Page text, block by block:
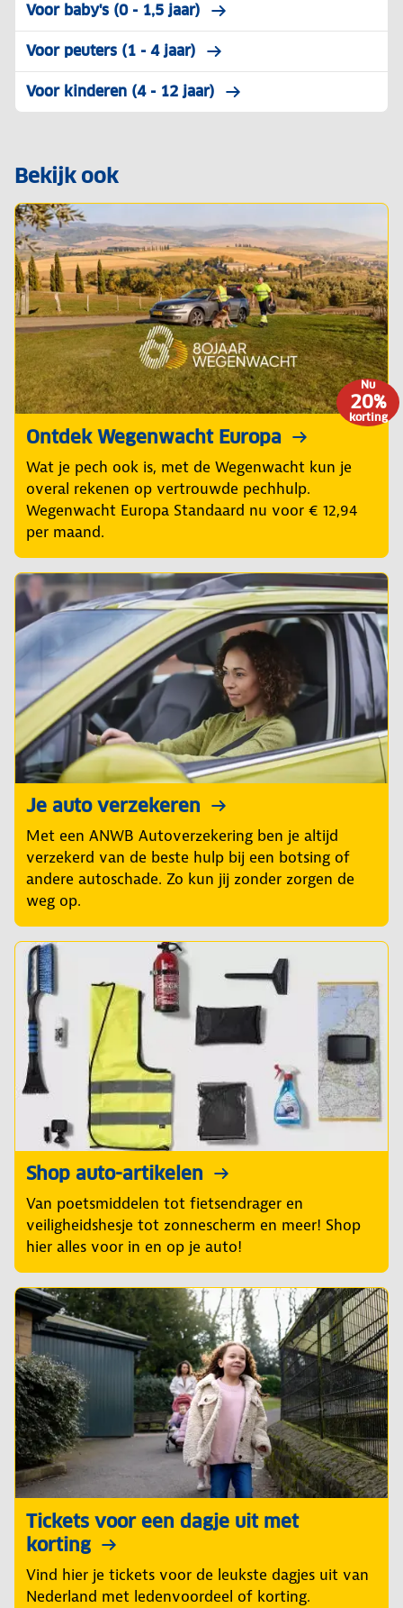
Voor baby's (0 - 1,5 jaar)
Voor peuters (1 - 4 jaar)
Voor kinderen (4 - 12 jaar)
Bekijk ook
Nu
20%
korting
Ontdek Wegenwacht Europa
Wat je pech ook is, met de Wegenwacht kun je
overal rekenen op vertrouwde pechhulp.
Wegenwacht Europa Standaard nu voor € 12,94
per maand.
Je auto verzekeren
Met een ANWB Autoverzekering ben je altijd
verzekerd van de beste hulp bij een botsing of
andere autoschade. Zo kun jij zonder zorgen de
weg op.
Shop auto-artikelen
Van poetsmiddelen tot fietsendrager en
veiligheidshesje tot zonnescherm en meer! Shop
hier alles voor in en op je auto!
Tickets voor een dagje uit met
korting
Vind hier je tickets voor de leukste dagjes uit van
Nederland met ledenvoordeel of korting.